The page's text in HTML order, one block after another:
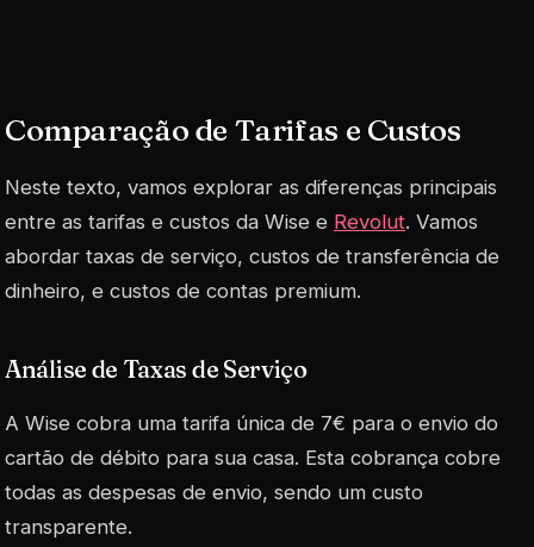
Comparação de Tarifas e Custos
Neste texto, vamos explorar as diferenças principais
entre as tarifas e custos da Wise e Revolut. Vamos
abordar taxas de serviço, custos de transferência de
dinheiro, e custos de contas premium.
Análise de Taxas de Serviço
A Wise cobra uma tarifa única de 7€ para o envio do
cartão de débito para sua casa. Esta cobrança cobre
todas as despesas de envio, sendo um custo
transparente.